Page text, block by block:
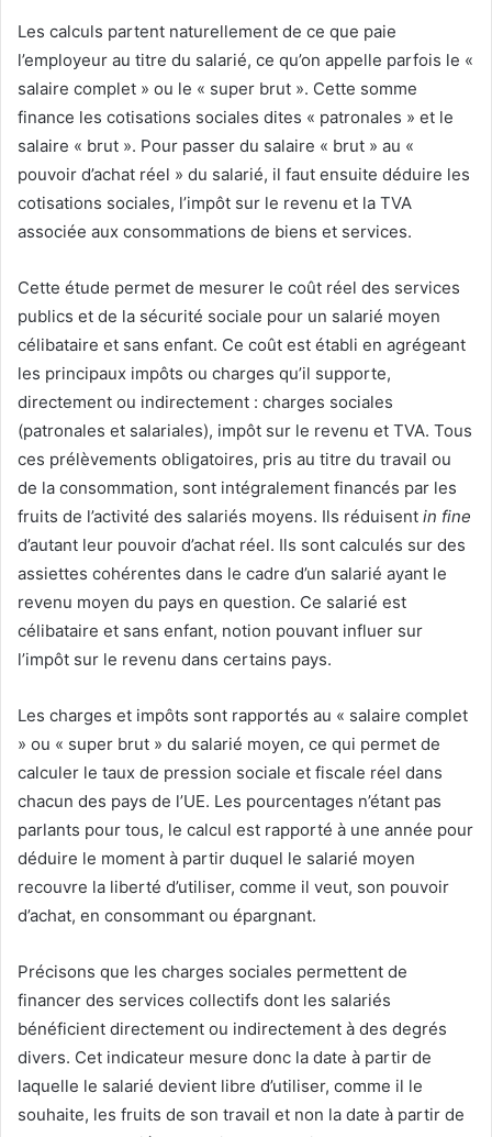
Les calculs partent naturellement de ce que paie
l’employeur au titre du salarié, ce qu’on appelle parfois le «
salaire complet » ou le « super brut ». Cette somme
finance les cotisations sociales dites « patronales » et le
salaire « brut ». Pour passer du salaire « brut » au «
pouvoir d’achat réel » du salarié, il faut ensuite déduire les
cotisations sociales, l’impôt sur le revenu et la TVA
associée aux consommations de biens et services.
Cette étude permet de mesurer le coût réel des services
publics et de la sécurité sociale pour un salarié moyen
célibataire et sans enfant. Ce coût est établi en agrégeant
les principaux impôts ou charges qu’il supporte,
directement ou indirectement : charges sociales
(patronales et salariales), impôt sur le revenu et TVA. Tous
ces prélèvements obligatoires, pris au titre du travail ou
de la consommation, sont intégralement financés par les
fruits de l’activité des salariés moyens. Ils réduisent in fine
d’autant leur pouvoir d’achat réel. Ils sont calculés sur des
assiettes cohérentes dans le cadre d’un salarié ayant le
revenu moyen du pays en question. Ce salarié est
célibataire et sans enfant, notion pouvant influer sur
l’impôt sur le revenu dans certains pays.
Les charges et impôts sont rapportés au « salaire complet
» ou « super brut » du salarié moyen, ce qui permet de
calculer le taux de pression sociale et fiscale réel dans
chacun des pays de l’UE. Les pourcentages n’étant pas
parlants pour tous, le calcul est rapporté à une année pour
déduire le moment à partir duquel le salarié moyen
recouvre la liberté d’utiliser, comme il veut, son pouvoir
d’achat, en consommant ou épargnant.
Précisons que les charges sociales permettent de
financer des services collectifs dont les salariés
bénéficient directement ou indirectement à des degrés
divers. Cet indicateur mesure donc la date à partir de
laquelle le salarié devient libre d’utiliser, comme il le
souhaite, les fruits de son travail et non la date à partir de